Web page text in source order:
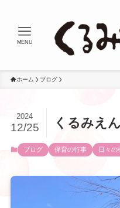
MENU
ホーム ブログ
くるみえ
2024
12/25
ブログ 保育の行事 日々の